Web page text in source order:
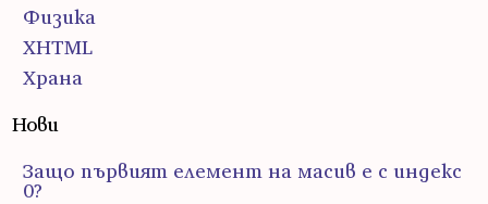
Физика
ХHTML
Храна
Нови
Защо първият елемент на масив е с индекс
0?